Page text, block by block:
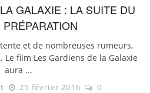
GALAXIE : LA SUITE DU
et de nombreuses rumeurs,
Le film Les Gardiens de la Galaxie
aura ...
25 février 2016 0